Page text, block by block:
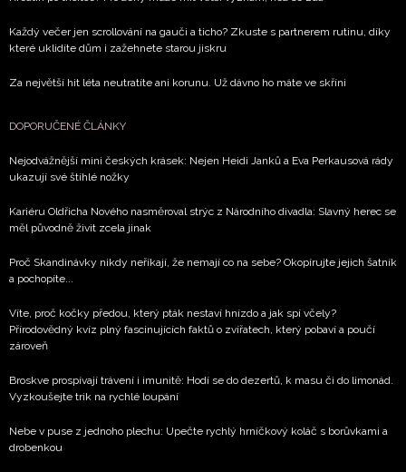
Každý večer jen scrollování na gauči a ticho? Zkuste s partnerem rutinu, díky
které uklidíte dům i zažehnete starou jiskru
Za největší hit léta neutratíte ani korunu. Už dávno ho máte ve skříni
DOPORUČENÉ ČLÁNKY
Nejodvážnější mini českých krásek: Nejen Heidi Janků a Eva Perkausová rády
ukazují své štíhlé nožky
Kariéru Oldřicha Nového nasměroval strýc z Národního divadla: Slavný herec se
měl původně živit zcela jinak
Proč Skandinávky nikdy neříkají, že nemají co na sebe? Okopírujte jejich šatník
a pochopíte...
Víte, proč kočky předou, který pták nestaví hnízdo a jak spí včely?
Přírodovědný kvíz plný fascinujících faktů o zvířatech, který pobaví a poučí
zároveň
Broskve prospívají trávení i imunitě: Hodí se do dezertů, k masu či do limonád.
Vyzkoušejte trik na rychlé loupání
Nebe v puse z jednoho plechu: Upečte rychlý hrníčkový koláč s borůvkami a
drobenkou